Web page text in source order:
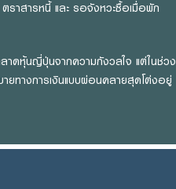
ราสารหนี้ และ รอจังหวะซื้อเมื่อพัก
ลาดหุ้นญี่ปุ่นจากความกังวลใจ แต่ในช่วง
ยทางการเงินแบบผ่อนคลายสุดโต่งอยู่